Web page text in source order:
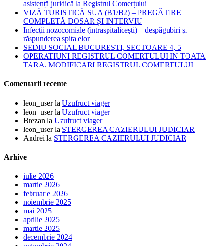
asistență juridică la Registrul Comerțului
VIZĂ TURISTICĂ SUA (B1/B2) – PREGĂTIRE
COMPLETĂ DOSAR ȘI INTERVIU
Infecții nozocomiale (intraspitalicești) – despăgubiri și
răspunderea spitalelor
SEDIU SOCIAL BUCURESTI, SECTOARE 4, 5
OPERATIUNI REGISTRUL COMERTULUI IN TOATA
TARA. MODIFICARI REGISTRUL COMERTULUI
Comentarii recente
leon_userla Uzufruct viager
leon_userla Uzufruct viager
Brezan la Uzufruct viager
leon_userla STERGEREA CAZIERULUI JUDICIAR
Andrei la STERGEREA CAZIERULUI JUDICIAR
Arhive
iulie 2026
martie 2026
februarie 2026
noiembrie 2025
mai 2025
aprilie 2025
martie 2025
decembrie 2024